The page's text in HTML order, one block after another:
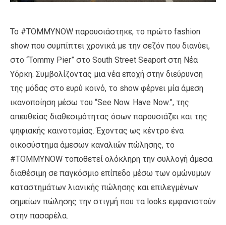
Το #TOMMYNOW παρουσιάστηκε, το πρώτο fashion
show που συμπίπτει χρονικά με την σεζόν που διανύει,
στο “Tommy Pier” στο South Street Seaport στη Νέα
Υόρκη. Συμβολίζοντας μια νέα εποχή στην διεύρυνση
της μόδας στο ευρύ κοινό, το show φέρνει μία άμεση
ικανοποίηση μέσω του “See Now. Have Now.”, της
απευθείας διαθεσιμότητας όσων παρουσιάζει και της
ψηφιακής καινοτομίας. Έχοντας ως κέντρο ένα
οικοσύστημα άμεσων καναλιών πώλησης, το
#TOMMYNOW τοποθετεί ολόκληρη την συλλογή άμεσα
διαθέσιμη σε παγκόσμιο επίπεδο μέσω των ομώνυμων
καταστημάτων λιανικής πώλησης και επιλεγμένων
σημείων πώλησης την στιγμή που τα looks εμφανιστούν
στην πασαρέλα.